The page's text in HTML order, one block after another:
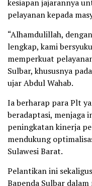
kesiapan jajarannya
pelayanan kepada
“Alhamdulillah,
lengkap, kami
memperkuat
Sulbar, khususnya
ujar Abdul Wahab.
Ia berharap para Plt
beradaptasi, menjaga
peningkatan kinerja
mendukung
Sulawesi Barat.
Pelantikan ini
Bapenda Sulbar